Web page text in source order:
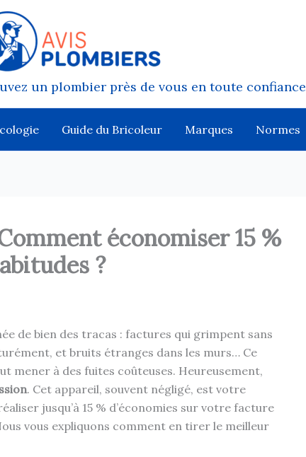
un plombier près de vous en toute confiance
Guide du Bricoleur Marques Normes
économiser 15 %
?
de bien des tracas : factures qui grimpent sans
et bruits étranges dans les murs… Ce
mener à des fuites coûteuses. Heureusement,
. Cet appareil, souvent négligé, est votre
jusqu’à 15 % d’économies sur votre facture
vous expliquons comment en tirer le meilleur